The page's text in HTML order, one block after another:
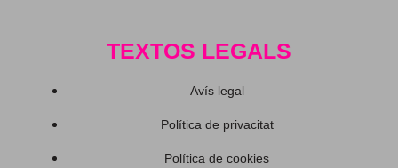
TEXTOS LEGALS
Avís legal
Política de privacitat
Política de cookies